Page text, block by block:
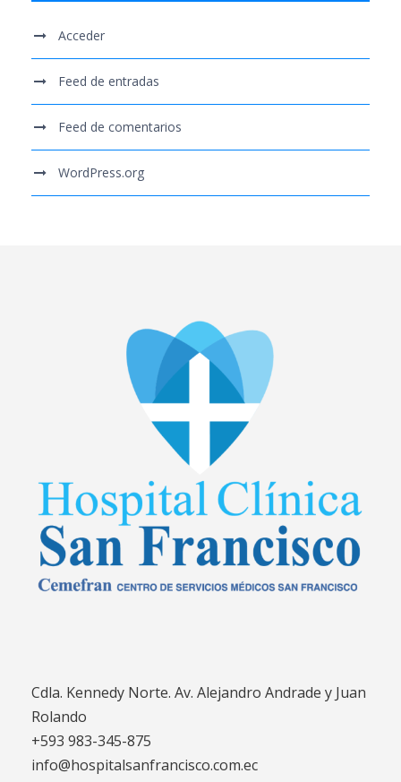
Acceder
Feed de entradas
Feed de comentarios
WordPress.org
Cdla. Kennedy Norte. Av. Alejandro Andrade y Juan
Rolando
+593 983-345-875
info@hospitalsanfrancisco.com.ec